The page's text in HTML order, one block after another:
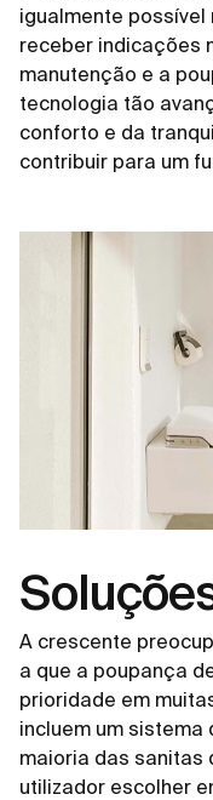
igualmente possível
receber indicações
manutenção e a
tecnologia tão
conforto e da
contribuir para um
A crescente
a que a poupança
prioridade em
incluem um sistema
maioria das sanitas
utilizador escolher